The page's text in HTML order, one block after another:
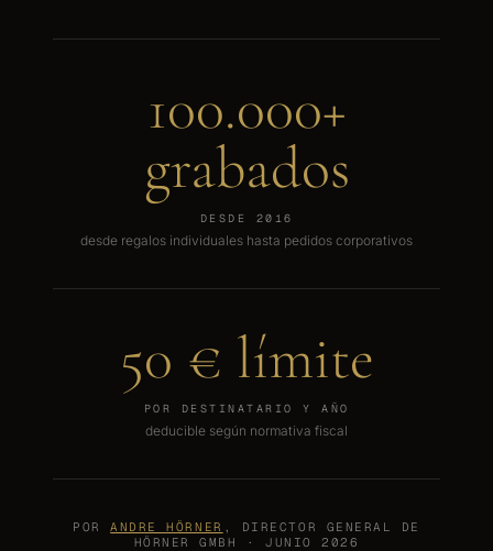
100.000+
grabados
DESDE 2016
desde regalos individuales hasta pedidos corporativos
50 € límite
POR DESTINATARIO Y AÑO
deducible según normativa fiscal
PORANDRE HÖRNER , DIRECTOR GENERAL DE
HÖRNER GMBH · JUNIO 2026